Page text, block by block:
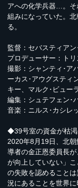
アへの化学兵器…。そ
組みになっていた。
る。
監督：セバスティア
プロデューサー：ト
撮影：シャンティ･ア
ーカス･アウグスティ
キー、マルク･ビュー
編集：シュテフェン･
音楽：ニルス･カシレ
◆39号室の資金が枯
2020年8月19日、北
導者の金正恩委員長
が向上していない」
の失敗を認めること
況にあることを世界